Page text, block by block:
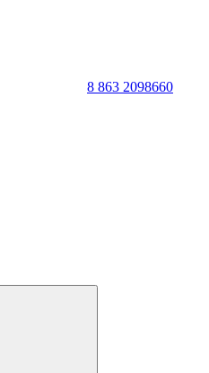
8 863 2098660